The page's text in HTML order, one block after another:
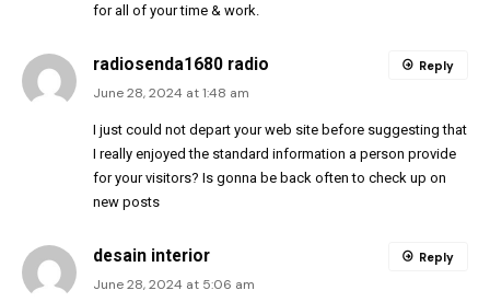
for all of your time & work.
radiosenda1680 radio
June 28, 2024 at 1:48 am
I just could not depart your web site before suggesting that
I really enjoyed the standard information a person provide
for your visitors? Is gonna be back often to check up on
new posts
Reply
desain interior
June 28, 2024 at 5:06 am
Reply